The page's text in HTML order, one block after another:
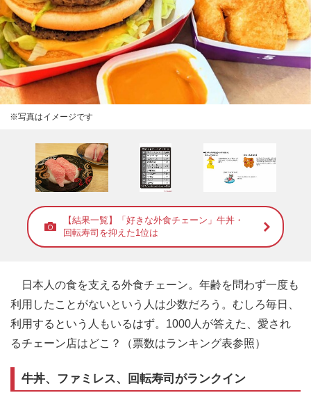
Page 3 ー 1位は「いつ行っても満足できる」
※写真はイメージです
【結果一覧】「好きな外食チェーン」牛丼・
回転寿司を抑えた1位は
日本人の食を支える外食チェーン。年齢を問わず一度も
利用したことがないという人は少数だろう。むしろ毎日、
利用するという人もいるはず。1000人が答えた、愛され
るチェーン店はどこ？（票数はランキング表参照）
牛丼、ファミレス、回転寿司がランクイン